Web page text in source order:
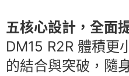
五核心設計，全面
DM15 R2R 體積更
的結合與突破，隨